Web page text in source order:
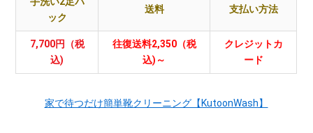
ック
送料 支払い方法
7,700円（税
込)
往復送料2,350（税
込)～
クレジットカ
ード
家で待つだけ簡単靴クリーニング【KutoonWash】